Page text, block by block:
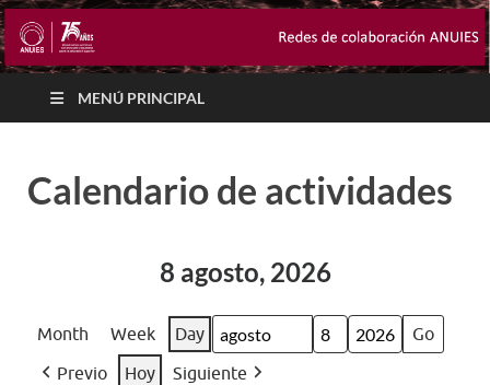
MENÚ PRINCIPAL
Calendario de actividades
8 agosto, 2026
Month Week Day
Month
Day
Year
Previo Hoy Siguiente